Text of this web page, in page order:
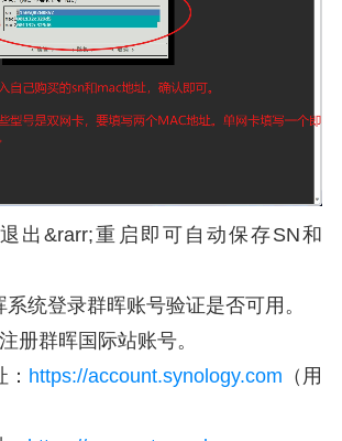
出&rarr;重启即可自动保存SN和
统登录群晖账号验证是否可用。
册群晖国际站账号。
https://account.synology.com （用